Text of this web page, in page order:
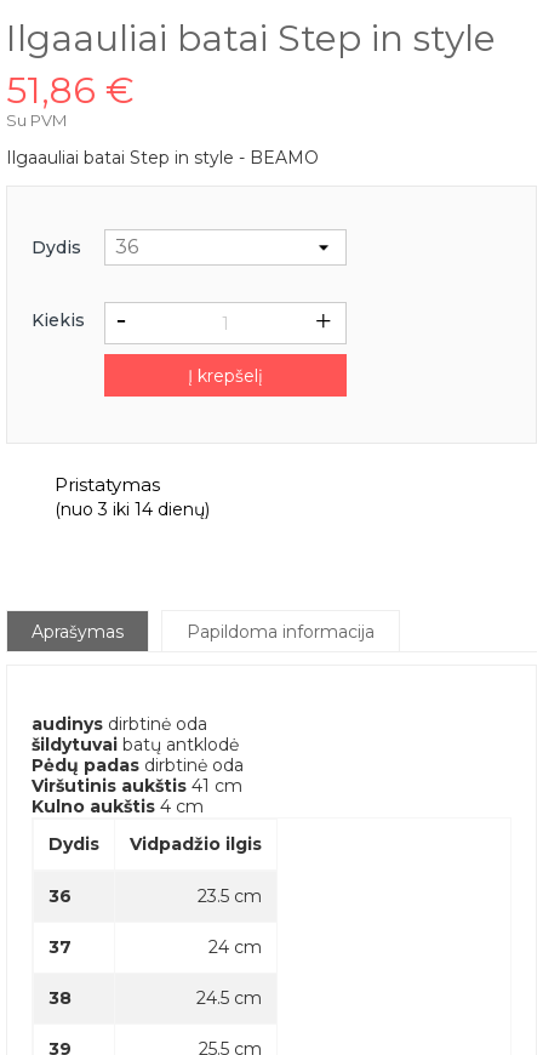
Ilgaauliai batai Step in style
51,86 €
Su PVM
Ilgaauliai batai Step in style - BEAMO
Dydis
Kiekis
Į krepšelį
Pristatymas
(nuo 3 iki 14 dienų)
Aprašymas Papildoma informacija
audinys dirbtinė oda
šildytuvai batų antklodė
Pėdų padas dirbtinė oda
Viršutinis aukštis 41 cm
Kulno aukštis 4 cm
Dydis
Vidpadžio ilgis
36 23.5 cm
37 24 cm
38 24.5 cm
39 25.5 cm